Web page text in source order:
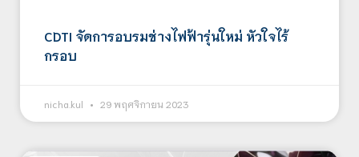
CDTI จัดการอบรมช่างไฟฟ้ารุ่นใหม่ หัวใจไร้
กรอบ
nicha.kul 29 พฤศจิกายน 2023